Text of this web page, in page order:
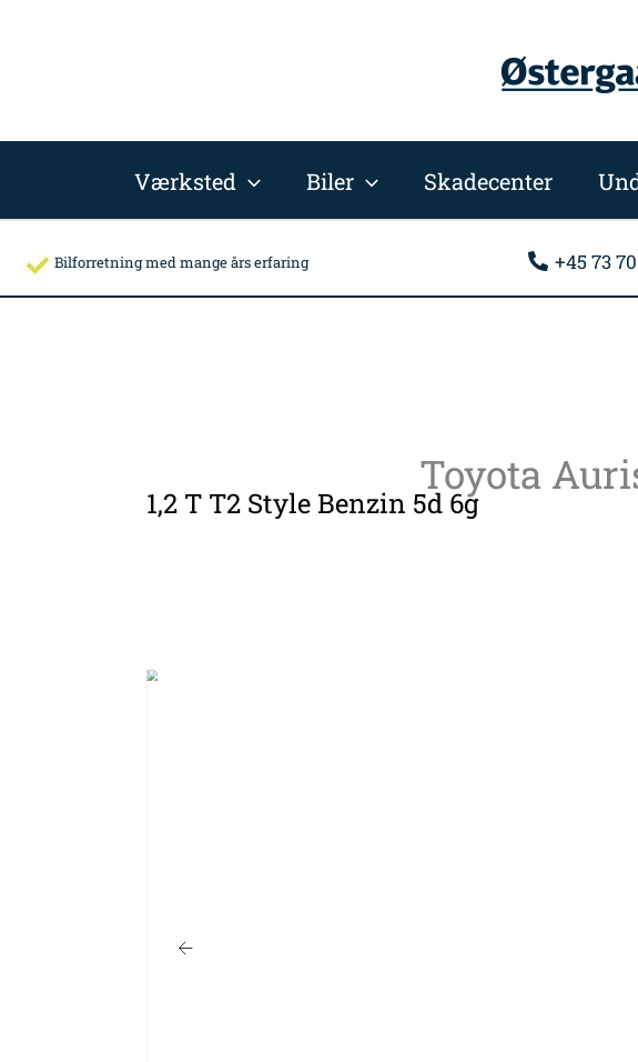
Værksted Biler Skadecenter
Bilforretning med mange års erfaring +45 73
Toyota
1,2 T T2 Style Benzin 5d 6g